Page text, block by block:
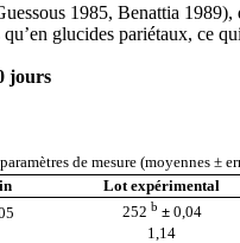
1985, Benattia
glucides pariétaux,
jours
de mesure (moyennes±
Lot expérimental
252 b ± 0,04
1,14